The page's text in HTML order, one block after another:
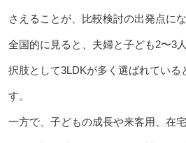
さえることが、比較検討の出発点にな
全国的に見ると、夫婦と子ども2〜3
択肢として3LDKが多く選ばれている
す。
一方で、子どもの成長や来客用、在